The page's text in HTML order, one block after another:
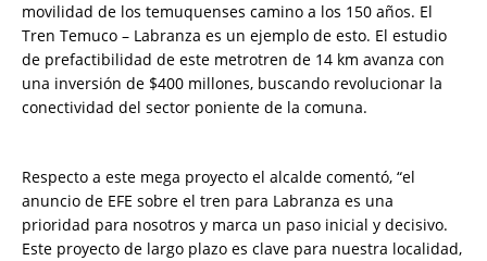
movilidad de los temuquenses camino a los 150 años. El
Tren Temuco – Labranza es un ejemplo de esto. El estudio
de prefactibilidad de este metrotren de 14 km avanza con
una inversión de $400 millones, buscando revolucionar la
conectividad del sector poniente de la comuna.
Respecto a este mega proyecto el alcalde comentó, “el
anuncio de EFE sobre el tren para Labranza es una
prioridad para nosotros y marca un paso inicial y decisivo.
Este proyecto de largo plazo es clave para nuestra localidad,